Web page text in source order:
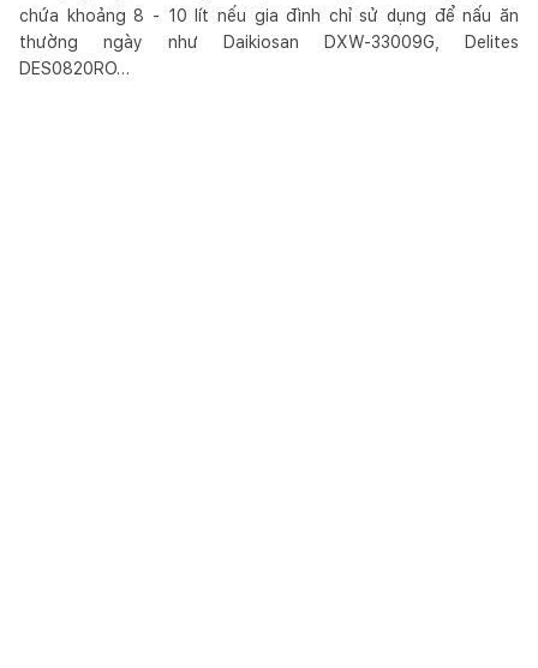
chứa khoảng 8 - 10 lít nếu gia đình chỉ sử dụng để nấu ăn
thường ngày như Daikiosan DXW-33009G, Delites
DES0820RO…